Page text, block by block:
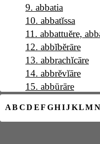
9. abbatia
10. abbatĭssa
11 . abbattuĕre,
12. abbĭbĕrāre
13. abbrachĭcāre
14. abbrĕvĭāre
15. abbūrāre
17.abĕllāna
A BCD EF GHIJKL MN